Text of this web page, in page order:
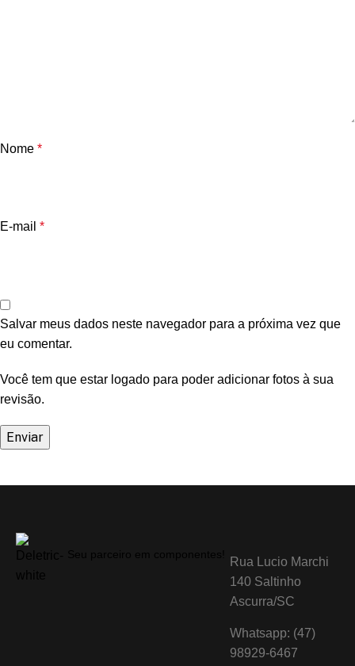
Nome *
E-mail *
Salvar meus dados neste navegador para a próxima vez que
eu comentar.
Você tem que estar logado para poder adicionar fotos à sua
revisão.
Rua Lucio Marchi
140 Saltinho
Ascurra/SC
Whatsapp: (47)
98929-6467